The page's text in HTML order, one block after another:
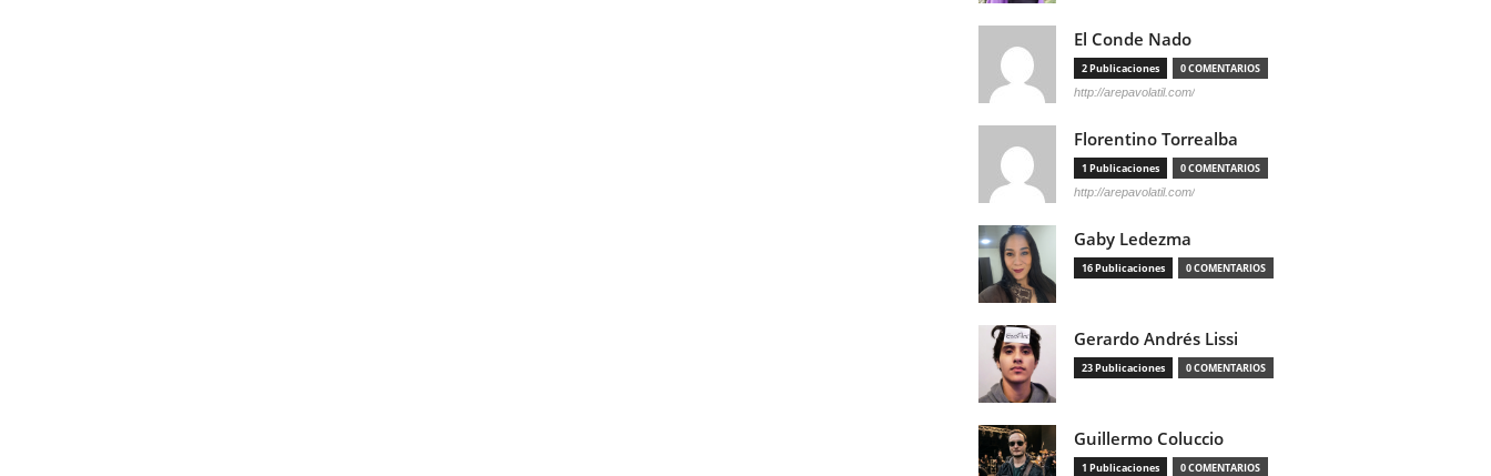
El Conde Nado
2 Publicaciones 0 COMENTARIOS
http://arepavolatil.com/
Florentino Torrealba
1 Publicaciones 0 COMENTARIOS
http://arepavolatil.com/
Gaby Ledezma
16 Publicaciones 0 COMENTARIOS
Gerardo Andrés Lissi
23 Publicaciones 0 COMENTARIOS
Guillermo Coluccio
1 Publicaciones 0 COMENTARIOS